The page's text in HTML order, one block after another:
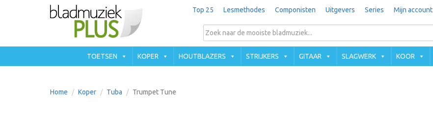
Top 25 Lesmethodes Componisten Uitgevers Series Mijn account
TOETSEN KOPER HOUTBLAZERS STRIJKERS GITAAR SLAGWERK KOOR
Home Koper Tuba Trumpet Tune